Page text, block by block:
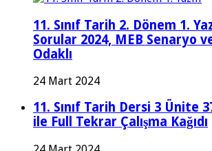
11. Sınıf Tarih 2. Dönem 1.
Sorular 2024, MEB Senaryo
Odaklı
24 Mart 2024
11. Sınıf Tarih Dersi 3 Ünite
ile Full Tekrar Çalışma Kağıdı